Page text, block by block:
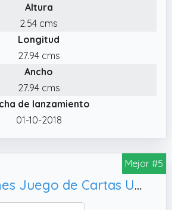
el juego de cartas clásico que
un giro nuevo y
daltónicos! Se han
especiales a cada carta
identificar su color (o
forma, ¡los jugadores con
de daltonismo podrán jugar
Altura
2.54 cms
Longitud
27.94 cms
Ancho
27.94 cms
de lanzamiento
01-10-2018
Mejor #5
Mattel Games Juego de Cartas UNO Flex Juego de Mesa Familiar, +7 años (Mattel HMY99)